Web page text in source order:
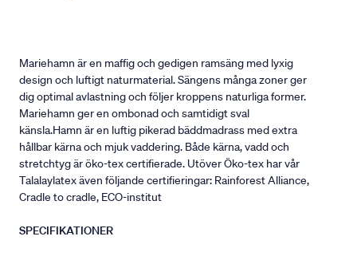
Mariehamn är en maffig och gedigen ramsäng med lyxig
design och luftigt naturmaterial. Sängens många zoner ger
dig optimal avlastning och följer kroppens naturliga former.
Mariehamn ger en ombonad och samtidigt sval
känsla.Hamn är en luftig pikerad bäddmadrass med extra
hållbar kärna och mjuk vaddering. Både kärna, vadd och
stretchtyg är öko-tex certifierade. Utöver Öko-tex har vår
Talalaylatex även följande certifieringar: Rainforest Alliance,
Cradle to cradle, ECO-institut
SPECIFIKATIONER